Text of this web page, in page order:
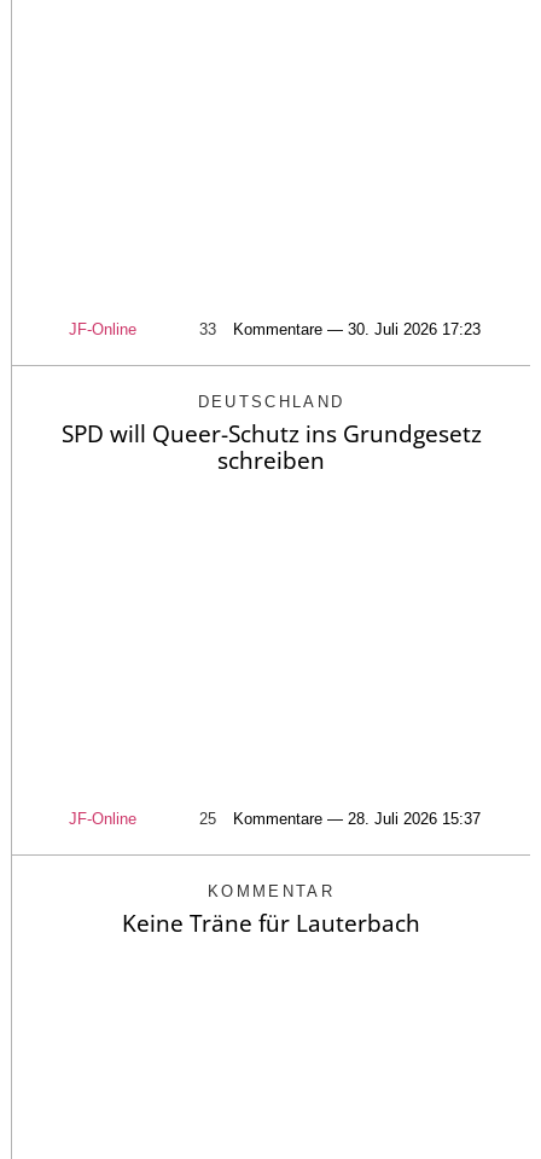
JF-Online 33 Kommentare — 30. Juli 2026 17:23
DEUTSCHLAND
SPD will Queer-Schutz ins Grundgesetz
schreiben
JF-Online 25 Kommentare — 28. Juli 2026 15:37
KOMMENTAR
Keine Träne für Lauterbach